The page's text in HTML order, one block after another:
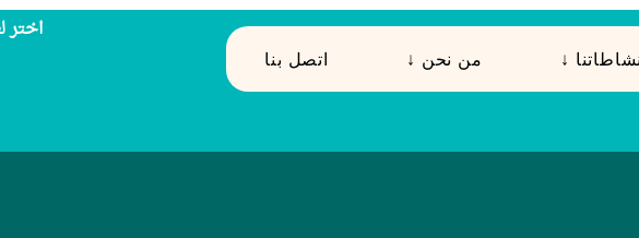
اختر
اتصل بنا ↓ من نحن ↓ نشاطاتنا